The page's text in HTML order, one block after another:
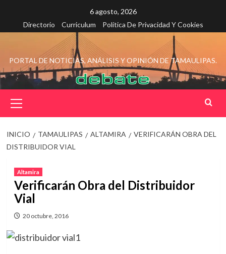
contenido
6 agosto, 2026
Directorio
Curriculum Política De Privacidad Y Cookies
PORTAL DE NOTICIAS, ANÁLISIS Y OPINIÓN DE TAMAULIPAS.
principal
INICIO TAMAULIPAS ALTAMIRA
VERIFICARÁN OBRA DEL
DISTRIBUIDOR VIAL
Altamira
Verificarán Obra del Distribuidor
Vial
20 octubre, 2016